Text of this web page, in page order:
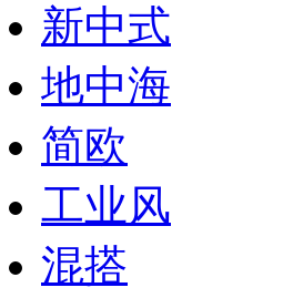
新中式
地中海
简欧
工业风
混搭